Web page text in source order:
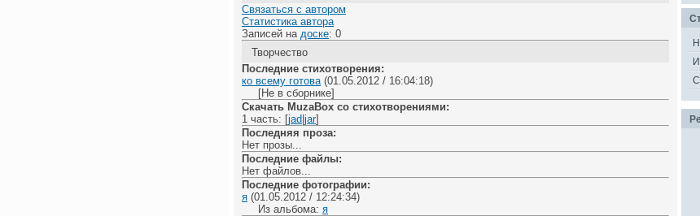
Связаться с автором
Статистика автора
Записей на доске: 0
Творчество
Последние стихотворения:
ко всему готова(01.05.2012 / 16:04:18)
[Не в сборнике]
Скачать MuzaBox со стихотворениями:
1 часть: [jad jar]
Последняя проза:
Нет прозы...
Последние файлы:
Нет файлов...
Последние фотографии:
я (01.05.2012 / 12:24:34)
Из альбома: я